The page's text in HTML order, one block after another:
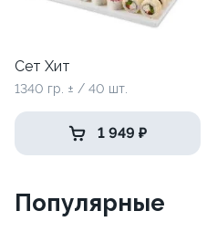
Сет Хит
1340 гр. ± / 40 шт.
1 949 ₽
Популярные